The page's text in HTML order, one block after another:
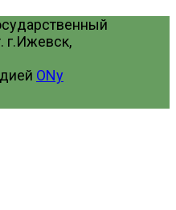
г.Ижевск,
ONy